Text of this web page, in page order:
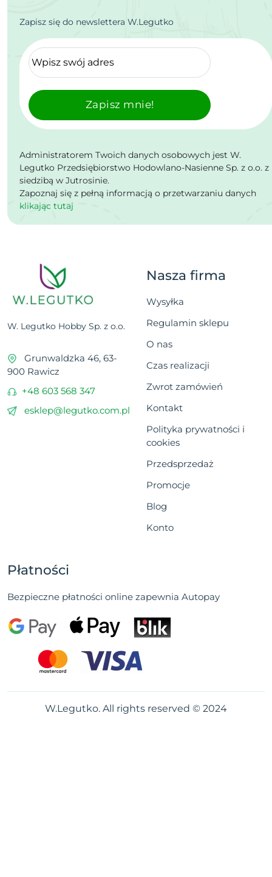
Zapisz się do newslettera W.Legutko
Zapisz mnie!
Administratorem Twoich danych osobowych jest W.
Legutko Przedsiębiorstwo Hodowlano-Nasienne Sp. z o.o. z
siedzibą w Jutrosinie.
Zapoznaj się z pełną informacją o przetwarzaniu danych
klikając tutaj
W. Legutko Hobby Sp. z o.o.
Grunwaldzka 46, 63-
900 Rawicz
+48 603 568 347
esklep@legutko.com.pl
Nasza firma
Wysyłka
Regulamin sklepu
O nas
Czas realizacji
Zwrot zamówień
Kontakt
Polityka prywatności i
cookies
Przedsprzedaż
Promocje
Blog
Konto
Płatności
Bezpieczne płatności online zapewnia Autopay
W.Legutko. All rights reserved © 2024